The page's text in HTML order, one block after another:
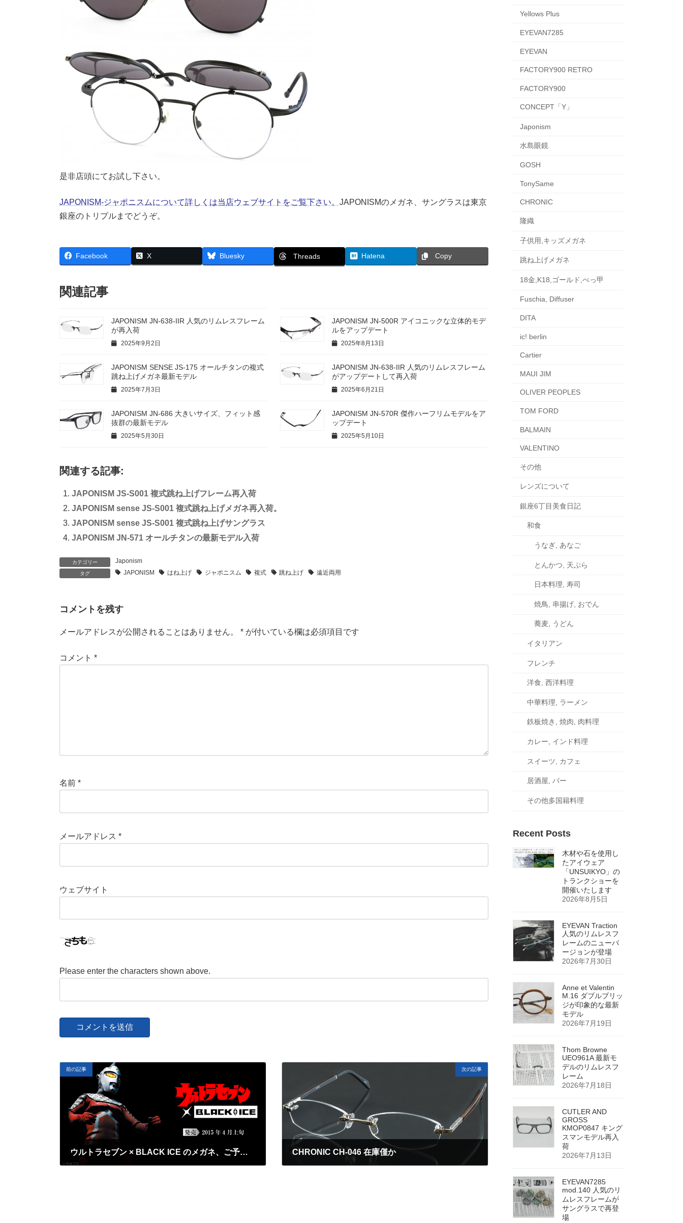
是非店頭にてお試し下さい。
JAPONISM-ジャポニスムについて詳しくは当店ウェブサイトをご覧下さい。 JAPONISMのメガネ、サングラスは東京
銀座のトリプルまでどうぞ。
Facebook X Bluesky Threads Hatena Copy
関連記事
JAPONISM JN-638-IIR 人気のリムレスフレーム
が再入荷
2025年9月2日
JAPONISM JN-500R アイコニックな立体的モデ
ルをアップデート
2025年8月13日
JAPONISM SENSE JS-175 オールチタンの複式
跳ね上げメガネ最新モデル
2025年7月3日
JAPONISM JN-638-IIR 人気のリムレスフレーム
がアップデートして再入荷
2025年6月21日
JAPONISM JN-686 大きいサイズ、フィット感
抜群の最新モデル
2025年5月30日
JAPONISM JN-570R 傑作ハーフリムモデルをア
ップデート
2025年5月10日
関連する記事:
JAPONISM JS-S001 複式跳ね上げフレーム再入荷
JAPONISM sense JS-S001 複式跳ね上げメガネ再入荷。
JAPONISM sense JS-S001 複式跳ね上げサングラス
JAPONISM JN-571 オールチタンの最新モデル入荷
カテゴリー Japonism
タグ JAPONISM はね上げ ジャポニスム 複式 跳ね上げ 遠近両用
コメントを残す
メールアドレスが公開されることはありません。 * が付いている欄は必須項目です
コメント *
名前 *
メールアドレス *
ウェブサイト
Please enter the characters shown above.
前の記事
ウルトラセブン × BLACK ICE のメガネ、ご予約受付中！
次の記事
CHRONIC CH-046 在庫僅か
Yellows Plus
EYEVAN7285
EYEVAN
FACTORY900 RETRO
FACTORY900
CONCEPT「Y」
Japonism
水島眼鏡
GOSH
TonySame
CHRONIC
隆織
子供用,キッズメガネ
跳ね上げメガネ
18金,K18,ゴールド,べっ甲
Fuschia, Diffuser
DITA
ic! berlin
Cartier
MAUI JIM
OLIVER PEOPLES
TOM FORD
BALMAIN
VALENTINO
その他
レンズについて
銀座6丁目美食日記
和食
うなぎ, あなご
とんかつ, 天ぷら
日本料理, 寿司
焼鳥, 串揚げ, おでん
蕎麦, うどん
イタリアン
フレンチ
洋食, 西洋料理
中華料理, ラーメン
鉄板焼き, 焼肉, 肉料理
カレー, インド料理
スイーツ, カフェ
居酒屋, バー
その他多国籍料理
Recent Posts
木材や石を使用し
たアイウェア
「UNSUIKYO」の
トランクショーを
開催いたします
2026年8月5日
EYEVAN Traction
人気のリムレスフ
レームのニューバ
ージョンが登場
2026年7月30日
Anne et Valentin
M.16 ダブルブリッ
ジが印象的な最新
モデル
2026年7月19日
Thom Browne
UEO961A 最新モ
デルのリムレスフ
レーム
2026年7月18日
CUTLER AND
GROSS
KMOP0847 キング
スマンモデル再入
荷
2026年7月13日
EYEVAN7285
mod.140 人気のリ
ムレスフレームが
サングラスで再登
場